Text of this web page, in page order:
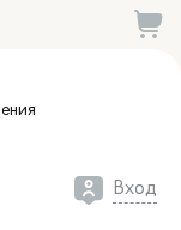
Вход